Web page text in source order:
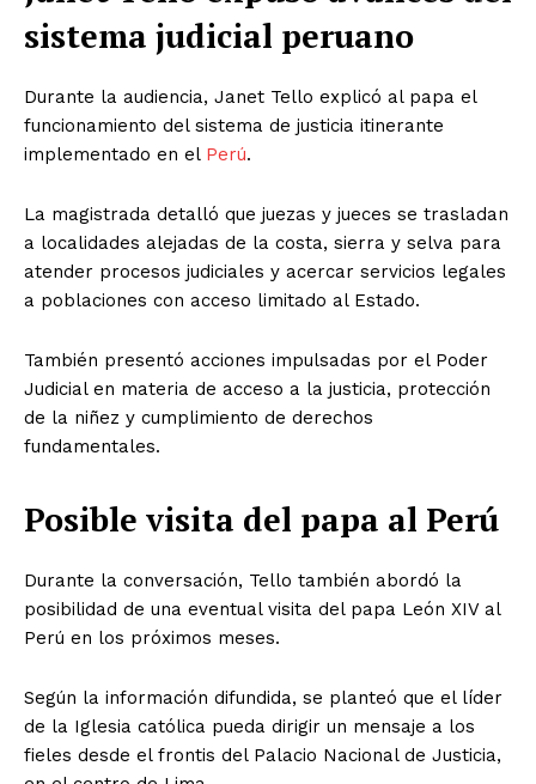
sistema judicial peruano
Durante la audiencia, Janet Tello explicó al papa el
funcionamiento del sistema de justicia itinerante
implementado en el Perú.
La magistrada detalló que juezas y jueces se trasladan
a localidades alejadas de la costa, sierra y selva para
atender procesos judiciales y acercar servicios legales
a poblaciones con acceso limitado al Estado.
También presentó acciones impulsadas por el Poder
Judicial en materia de acceso a la justicia, protección
de la niñez y cumplimiento de derechos
fundamentales.
Posible visita del papa al Perú
Durante la conversación, Tello también abordó la
posibilidad de una eventual visita del papa León XIV al
Perú en los próximos meses.
Según la información difundida, se planteó que el líder
de la Iglesia católica pueda dirigir un mensaje a los
fieles desde el frontis del Palacio Nacional de Justicia,